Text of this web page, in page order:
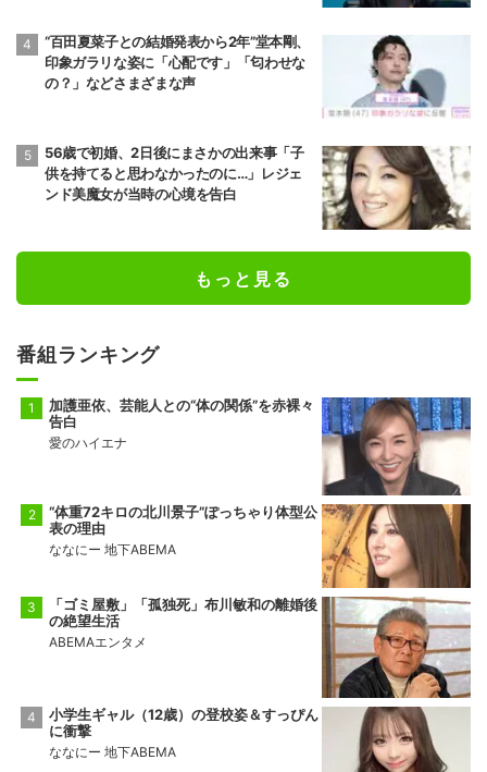
“百田夏菜子との結婚発表から2年”堂本剛、
印象ガラリな姿に「心配です」「匂わせな
の？」などさまざまな声
56歳で初婚、2日後にまさかの出来事「子
供を持てると思わなかったのに…」レジェ
ンド美魔女が当時の心境を告白
もっと見る
番組ランキング
加護亜依、芸能人との“体の関係”を赤裸々
告白
愛のハイエナ
“体重72キロの北川景子”ぽっちゃり体型公
表の理由
ななにー 地下ABEMA
「ゴミ屋敷」「孤独死」布川敏和の離婚後
の絶望生活
ABEMAエンタメ
小学生ギャル（12歳）の登校姿＆すっぴん
に衝撃
ななにー 地下ABEMA